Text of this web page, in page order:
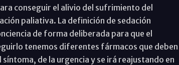
conseguir el alivio del sufrimiento del
paliativa. La definición de sedación
de forma deliberada para que el
tenemos diferentes fármacos que deben
de la urgencia y se irá reajustando en